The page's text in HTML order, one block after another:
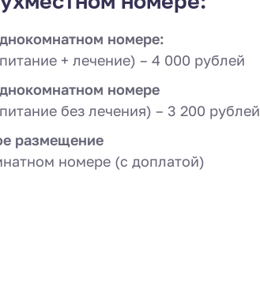
номере:
+ лечение) – 4 000 рублей
номере
без лечения) – 3 200 рублей
размещение
номере (с доплатой)